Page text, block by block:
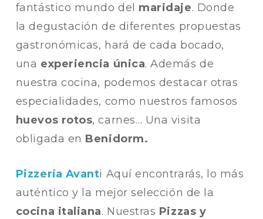
fantástico mundo del maridaje. Donde
la degustación de diferentes propuestas
gastronómicas, hará de cada bocado,
una experiencia única. Además de
nuestra cocina, podemos destacar otras
especialidades, como nuestros famosos
huevos rotos, carnes… Una visita
obligada en Benidorm.
Pizzería Avanti Aquí encontrarás, lo más
auténtico y la mejor selección de la
cocina italiana. Nuestras Pizzas y